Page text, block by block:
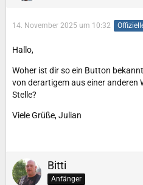
14. November 2025 um 10:32
Hallo,
Woher ist dir so ein Button
von derartigem aus einer anderen
Stelle?
Viele Grüße, Julian
Bitti
Anfänger